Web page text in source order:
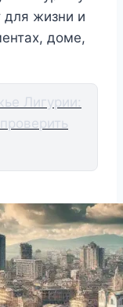
для жизни и
доме,
Лигурии: